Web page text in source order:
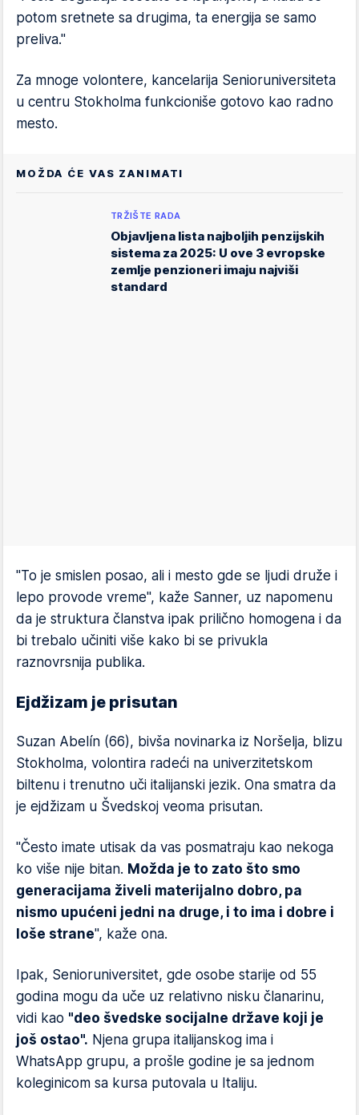
potom sretnete sa drugima, ta energija se samo
preliva."
Za mnoge volontere, kancelarija Senioruniversiteta
u centru Stokholma funkcioniše gotovo kao radno
mesto.
MOŽDA ĆE VAS ZANIMATI
TRŽIŠTE RADA
Objavljena lista najboljih penzijskih
sistema za 2025: U ove 3 evropske
zemlje penzioneri imaju najviši
standard
"To je smislen posao, ali i mesto gde se ljudi druže i
lepo provode vreme", kaže Sanner, uz napomenu
da je struktura članstva ipak prilično homogena i da
bi trebalo učiniti više kako bi se privukla
raznovrsnija publika.
Ejdžizam je prisutan
Suzan Abelín (66), bivša novinarka iz Noršelja, blizu
Stokholma, volontira radeći na univerzitetskom
biltenu i trenutno uči italijanski jezik. Ona smatra da
je ejdžizam u Švedskoj veoma prisutan.
"Često imate utisak da vas posmatraju kao nekoga
ko više nije bitan. Možda je to zato što smo
generacijama živeli materijalno dobro, pa
nismo upućeni jedni na druge, i to ima i dobre i
loše strane", kaže ona.
Ipak, Senioruniversitet, gde osobe starije od 55
godina mogu da uče uz relativno nisku članarinu,
vidi kao "deo švedske socijalne države koji je
još ostao". Njena grupa italijanskog ima i
WhatsApp grupu, a prošle godine je sa jednom
koleginicom sa kursa putovala u Italiju.